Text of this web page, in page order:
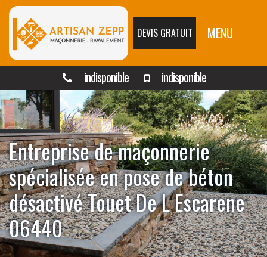
DEVIS GRATUIT MENU
indisponible indisponible
Entreprise de maçonnerie
spécialisée en pose de béton
désactivé Touet De L Escarene
06440